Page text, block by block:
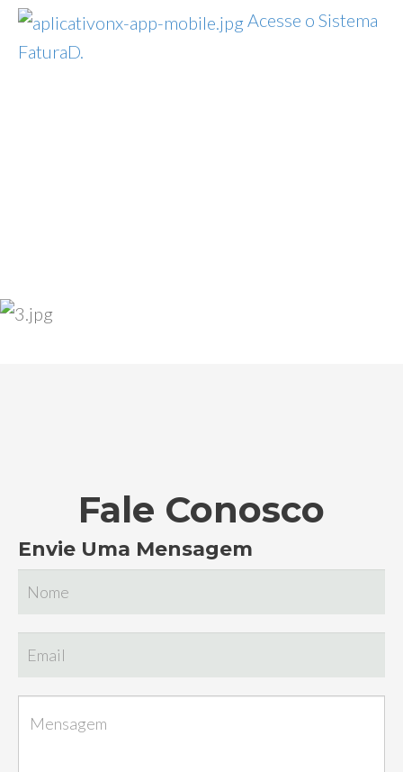
Acesse o Sistema
FaturaD.
Fale Conosco
Envie Uma Mensagem